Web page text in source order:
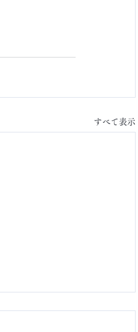
すべて表示